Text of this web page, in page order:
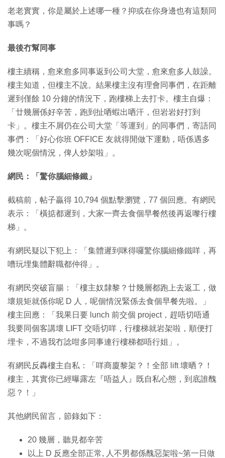
老老實實，你是屬於上述哪一種？抑或在你身邊也有這類同
事嗎？
最後冇幫同事
樓主續稱，愈來愈多同事返到公司大堂，愈來愈多人鼓譟。
樓主知道，但樓主不說。結果樓主沒有理會同事們，在距離
遲到僅餘 10 分鐘的情況下，跑樓梯上去打卡。樓主自爆：
「廿幾層係好辛苦，跑到扯哂蝦出哂汗，但岩岩好打到
卡」。樓主不屑仍在公司大堂「等運到」的同事們，寄語同
事們：「好心你班 OFFICE 友就得閒做下運動，唔係遇多
幾次呢個情況，俾人炒架啦」。
網民：「驚你腦細條鐵」
截稿前，帖子贏得 10,794 個點擊瀏覽，77 個回應。有網民
表示：「橫掂都遲到，大家一齊去食個早餐然後再返嚟行樓
梯」。
有網民疑以下犯上：「集體遲到咪得囉驚你腦細條鐵咩，再
嘈玩埋集體辭職都仲得」。
有網民突破盲腸：「樓主奴隸黎？廿幾層都跑上去返工，做
壞規矩就係你呢 D 人，呢個情況緊係去食個早餐先啦。」
樓主回應：「我果日要 lunch 前交個 project，趕唔切唔通
我要同個客講壞 LIFT 交唔切咩，行樓梯就岩架啦，順便打
埋卡，不過我冇諗咁多同事連行樓梯都唔行姐」。
有網民反轟樓主自私：「咩商廈黎架？！全部 lift 壞晒？！
樓主，其實你已經曝露左『唔益人』既自私心態，到底誰醜
惡？！」
其他網民留言，節錄如下：
20 幾層，聽見都辛苦
以上 D 反應全部正常, 人不男都係醜惡架啦~第一日做